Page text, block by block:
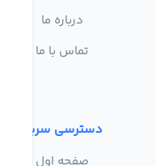
درباره ما
تماس با ما
دسترسی سریع
صفحه اول